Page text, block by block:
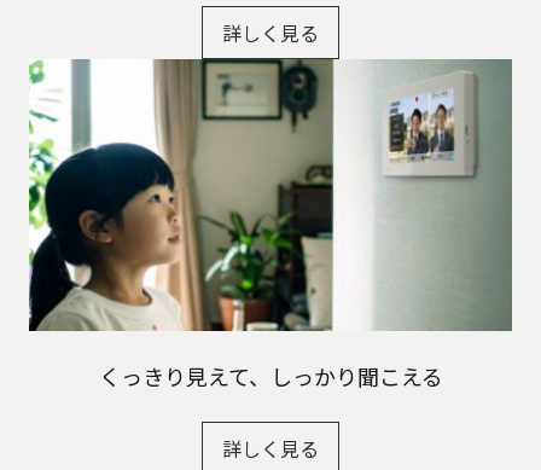
詳しく見る
くっきり見えて、しっかり聞こえる
詳しく見る